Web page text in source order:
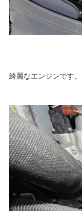
綺麗なエンジンです。